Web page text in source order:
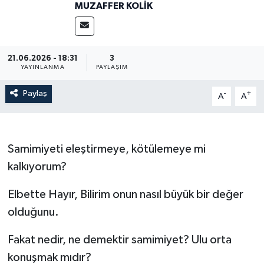
MUZAFFER KOLİK
21.06.2026 - 18:31
YAYINLANMA
3
PAYLAŞIM
Paylaş A- A+
Samimiyeti eleştirmeye, kötülemeye mi
kalkıyorum?
Elbette Hayır, Bilirim onun nasıl büyük bir değer
olduğunu.
Fakat nedir, ne demektir samimiyet? Ulu orta
konuşmak mıdır?